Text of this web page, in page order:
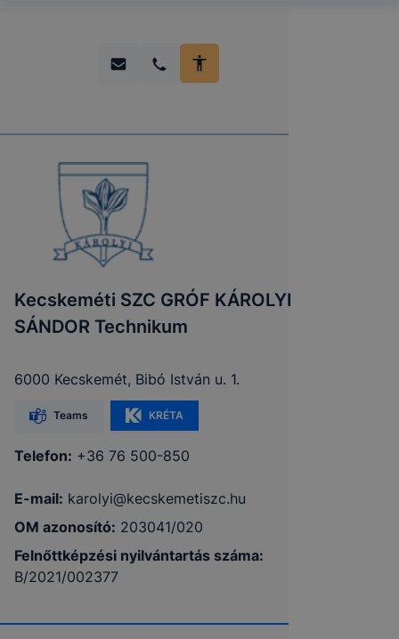
Kecskeméti SZC GRÓF KÁROLYI
SÁNDOR Technikum
6000 Kecskemét, Bibó István u. 1.
Teams KRÉTA
Telefon: +36 76 500-850
E-mail: karolyi@kecskemetiszc.hu
OM azonosító: 203041/020
Felnőttképzési nyilvántartás száma:
B/2021/002377